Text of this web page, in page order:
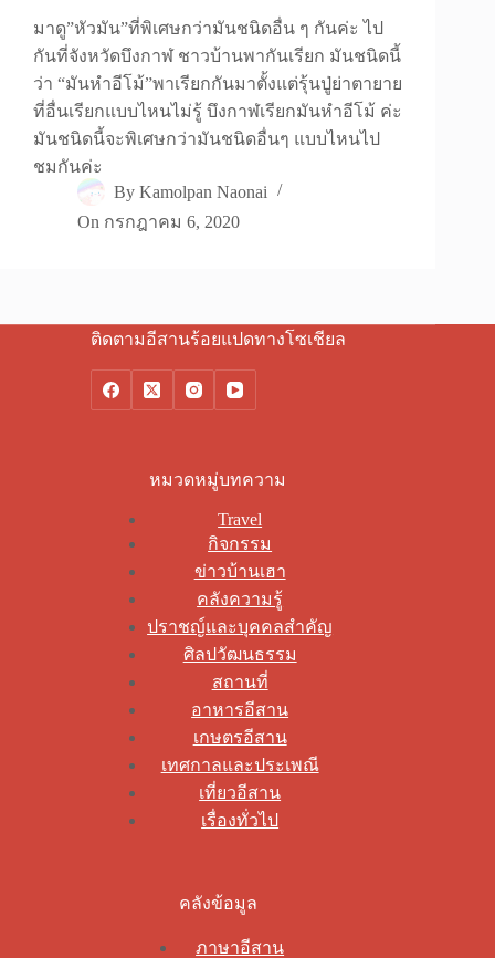
มาดู”หัวมัน”ที่พิเศษกว่ามันชนิดอื่น ๆ กันค่ะ ไป
กันที่จังหวัดบึงกาฬ ชาวบ้านพากันเรียก มันชนิดนี้
ว่า “มันหำอีโม้”พาเรียกกันมาตั้งแต่รุ้นปู่ย่าตายาย
ที่อื่นเรียกแบบไหนไม่รู้ บึงกาฬเรียกมันหำอีโม้ ค่ะ
มันชนิดนี้จะพิเศษกว่ามันชนิดอื่นๆ แบบไหนไป
ชมกันค่ะ
By Kamolpan Naonai
On กรกฎาคม 6, 2020
ติดตามอีสานร้อยแปดทางโซเชียล
หมวดหมู่บทความ
Travel
กิจกรรม
ข่าวบ้านเฮา
คลังความรู้
ปราชญ์และบุคคลสำคัญ
ศิลปวัฒนธรรม
สถานที่
อาหารอีสาน
เกษตรอีสาน
เทศกาลและประเพณี
เที่ยวอีสาน
เรื่องทั่วไป
คลังข้อมูล
ภาษาอีสาน